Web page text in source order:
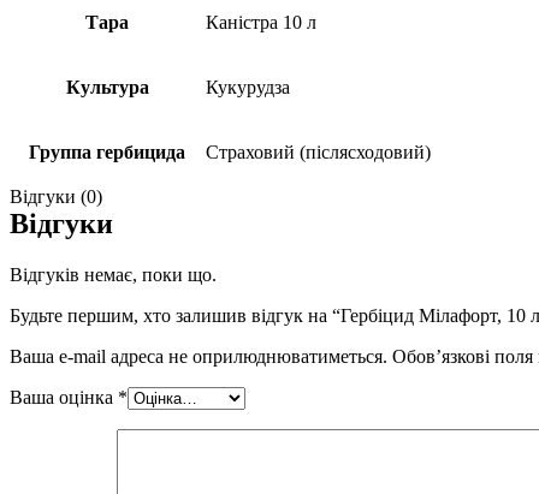
Тара Каністра 10 л
Культура Кукурудза
Группа гербицида Страховий (післясходовий)
Відгуки (0)
Відгуки
Відгуків немає, поки що.
Будьте першим, хто залишив відгук на “Гербіцид Мілафорт, 10
Ваша e-mail адреса не оприлюднюватиметься. Обов’язкові
Ваша оцінка *